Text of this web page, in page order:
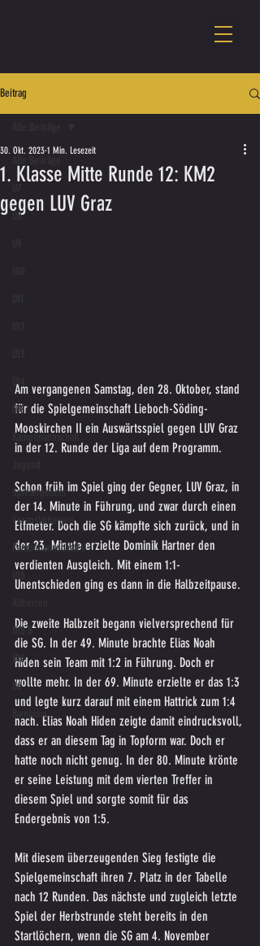
Beitrag
U8
U14
U18
Kampfmannschaft
Spielergebnis
Veranstaltungen
Kampfmannschaft II
U15 B
U16
U6
Bambinis
1. Klasse Mitte Runde 12: KM2
gegen LUV Graz
30. Okt. 2023 1 Min. Lesezeit
Am vergangenen Samstag, den 28. Oktober, stand
für die Spielgemeinschaft Lieboch-Söding-
Mooskirchen II ein Auswärtsspiel gegen LUV Graz
in der 12. Runde der Liga auf dem Programm.
Schon früh im Spiel ging der Gegner, LUV Graz, in
der 14. Minute in Führung, und zwar durch einen
Elfmeter. Doch die SG kämpfte sich zurück, und in
der 23. Minute erzielte Dominik Hartner den
verdienten Ausgleich. Mit einem 1:1-
Unentschieden ging es dann in die Halbzeitpause.
Die zweite Halbzeit begann vielversprechend für
die SG. In der 49. Minute brachte Elias Noah
Hiden sein Team mit 1:2 in Führung. Doch er
wollte mehr. In der 69. Minute erzielte er das 1:3
und legte kurz darauf mit einem Hattrick zum 1:4
nach. Elias Noah Hiden zeigte damit eindrucksvoll,
dass er an diesem Tag in Topform war. Doch er
hatte noch nicht genug. In der 80. Minute krönte
er seine Leistung mit dem vierten Treffer in
diesem Spiel und sorgte somit für das
Endergebnis von 1:5.
Mit diesem überzeugenden Sieg festigte die
Spielgemeinschaft ihren 7. Platz in der Tabelle
nach 12 Runden. Das nächste und zugleich letzte
Spiel der Herbstrunde steht bereits in den
Startlöchern, wenn die SG am 4. November